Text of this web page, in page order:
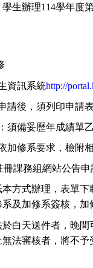
生辦理114學年度
資訊系統http://
請後，須列印申請
須備妥歷年成績單
加修系要求，檢附相
冊課務組網站公告申
本方式辦理，表單
系及加修系簽核，
白天送件者，晚
法審核者，將不